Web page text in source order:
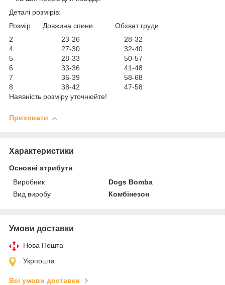
Деталі розмірів:
Розмір Довжина спини Обхват груди
2 23-26 28-32
4 27-30 32-40
5 28-33 50-57
6 33-36 41-48
7 36-39 58-68
8 38-42 47-58
Наявність розміру уточнюйте!
Приховати
Характеристики
Основні атрибути
Виробник
Dogs Bomba
Вид виробу
Комбінезон
Умови доставки
Нова Пошта
Укрпошта
Всі умови доставки